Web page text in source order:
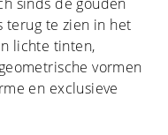
terug te zien in het
lichte tinten,
vormen
en exclusieve